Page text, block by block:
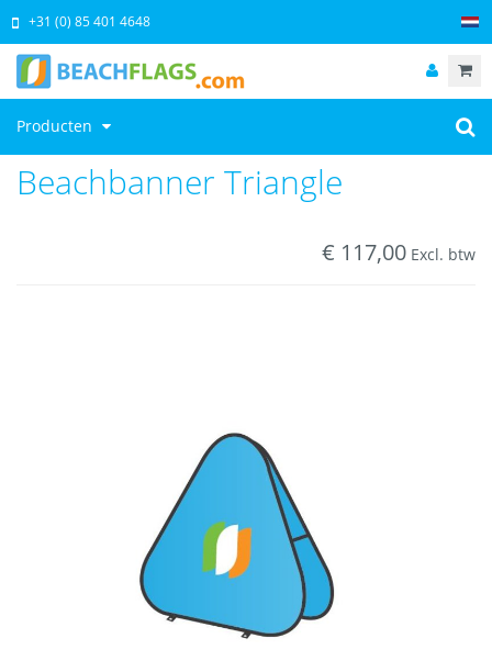
Producten
+31 (0) 85 401 4648
Beachbanner Triangle
€ 117,00 Excl. btw